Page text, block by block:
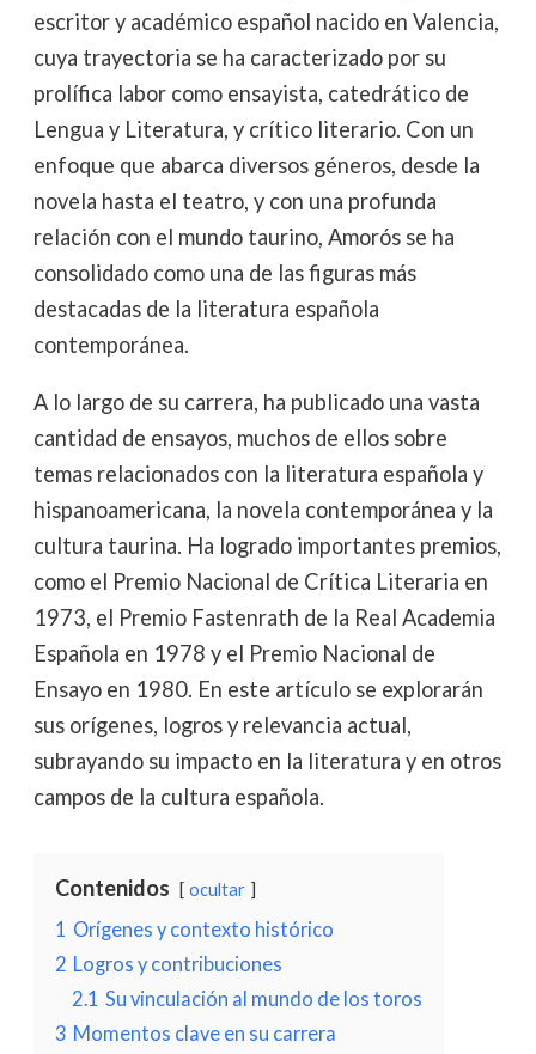
escritor y académico español nacido en Valencia,
cuya trayectoria se ha caracterizado por su
prolífica labor como ensayista, catedrático de
Lengua y Literatura, y crítico literario. Con un
enfoque que abarca diversos géneros, desde la
novela hasta el teatro, y con una profunda
relación con el mundo taurino, Amorós se ha
consolidado como una de las figuras más
destacadas de la literatura española
contemporánea.
A lo largo de su carrera, ha publicado una vasta
cantidad de ensayos, muchos de ellos sobre
temas relacionados con la literatura española y
hispanoamericana, la novela contemporánea y la
cultura taurina. Ha logrado importantes premios,
como el Premio Nacional de Crítica Literaria en
1973, el Premio Fastenrath de la Real Academia
Española en 1978 y el Premio Nacional de
Ensayo en 1980. En este artículo se explorarán
sus orígenes, logros y relevancia actual,
subrayando su impacto en la literatura y en otros
campos de la cultura española.
Contenidos ocultar
1 Orígenes y contexto histórico
2 Logros y contribuciones
2.1 Su vinculación al mundo de los toros
3 Momentos clave en su carrera